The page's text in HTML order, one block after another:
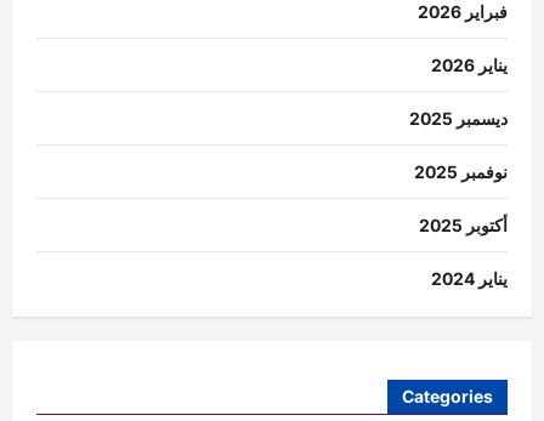
فبراير 2026
يناير 2026
ديسمبر 2025
نوفمبر 2025
أكتوبر 2025
يناير 2024
Categories